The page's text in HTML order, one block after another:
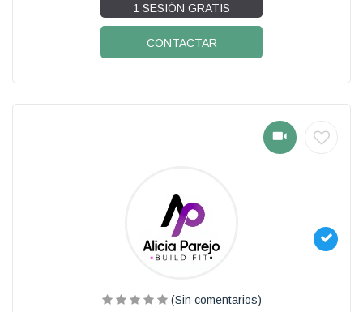
1 SESIÓN GRATIS
CONTACTAR
(Sin comentarios)